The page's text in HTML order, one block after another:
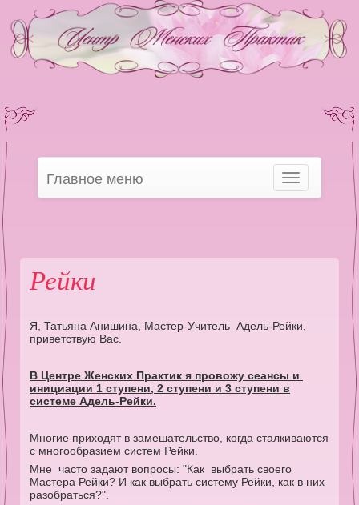
Toggle
navigation
Главное меню
Рейки
Я, Татьяна Анишина, Мастер-Учитель Адель-Рейки,
приветствую Вас.
В Центре Женских Практик я провожу сеансы и
инициации 1 ступени, 2 ступени и 3 ступени в
системе Адель-Рейки.
Многие приходят в замешательство, когда сталкиваются
с многообразием систем Рейки.
Мне часто задают вопросы: "Как выбрать своего
Мастера Рейки? И как выбрать систему Рейки, как в них
разобраться?".